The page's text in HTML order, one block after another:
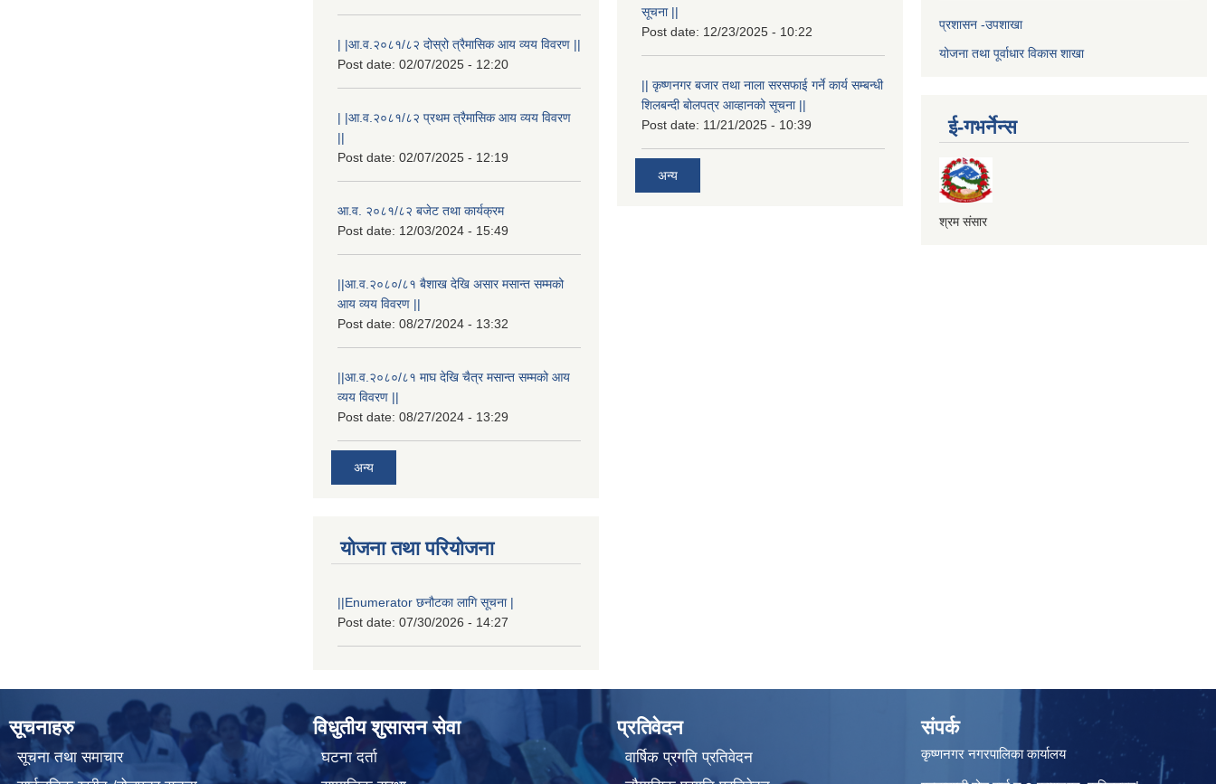
| |आ.व.२०८१/८२ दोस्रो त्रैमासिक आय व्यय विवरण ||
Post date: 02/07/2025 - 12:20
| |आ.व.२०८१/८२ प्रथम त्रैमासिक आय व्यय विवरण
||
Post date: 02/07/2025 - 12:19
आ.व. २०८१/८२ बजेट तथा कार्यक्रम
Post date: 12/03/2024 - 15:49
||आ.व.२०८०/८१ बैशाख देखि असार मसान्त सम्मको
आय व्यय विवरण ||
Post date: 08/27/2024 - 13:32
||आ.व.२०८०/८१ माघ देखि चैत्र मसान्त सम्मको आय
व्यय विवरण ||
Post date: 08/27/2024 - 13:29
अन्य
योजना तथा परियोजना
||Enumerator छनौटका लागि सूचना |
Post date: 07/30/2026 - 14:27
सूचना ||
Post date: 12/23/2025 - 10:22
|| कृष्णनगर बजार तथा नाला सरसफाई गर्ने कार्य सम्बन्धी
शिलबन्दी बोलपत्र आव्हानको सूचना ||
Post date: 11/21/2025 - 10:39
अन्य
प्रशासन -उपशाखा
योजना तथा पूर्वाधार विकास शाखा
ई-गभर्नेन्स
श्रम संसार
सूचनाहरु
सूचना तथा समाचार
विधुतीय शुसासन सेवा
घटना दर्ता
प्रतिवेदन
वार्षिक प्रगति प्रतिवेदन
संपर्क
कृष्णनगर नगरपालिका कार्यालय